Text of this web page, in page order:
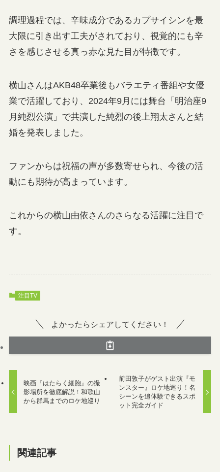
調理過程では、辛味成分であるカプサイシンを最
大限に引き出す工夫がされており、視覚的にも辛
さを感じさせる真っ赤な見た目が特徴です。
横山さんはAKB48卒業後もバラエティ番組や女優
業で活躍しており、2024年9月には舞台「明治座9
月純烈公演」で共演した純烈の後上翔太さんと結
婚を発表しました。
ファンからは祝福の声が多数寄せられ、今後の活
動にも期待が高まっています。
これからの横山由依さんのさらなる活躍に注目で
す。
注目TV
よかったらシェアしてください！
映画『はたらく細胞』の撮
影場所を徹底解説！和歌山
から群馬までのロケ地巡り
前田敦子がゲスト出演『モ
ンスター』ロケ地巡り！名
シーンを追体験できるスポ
ット完全ガイド
関連記事